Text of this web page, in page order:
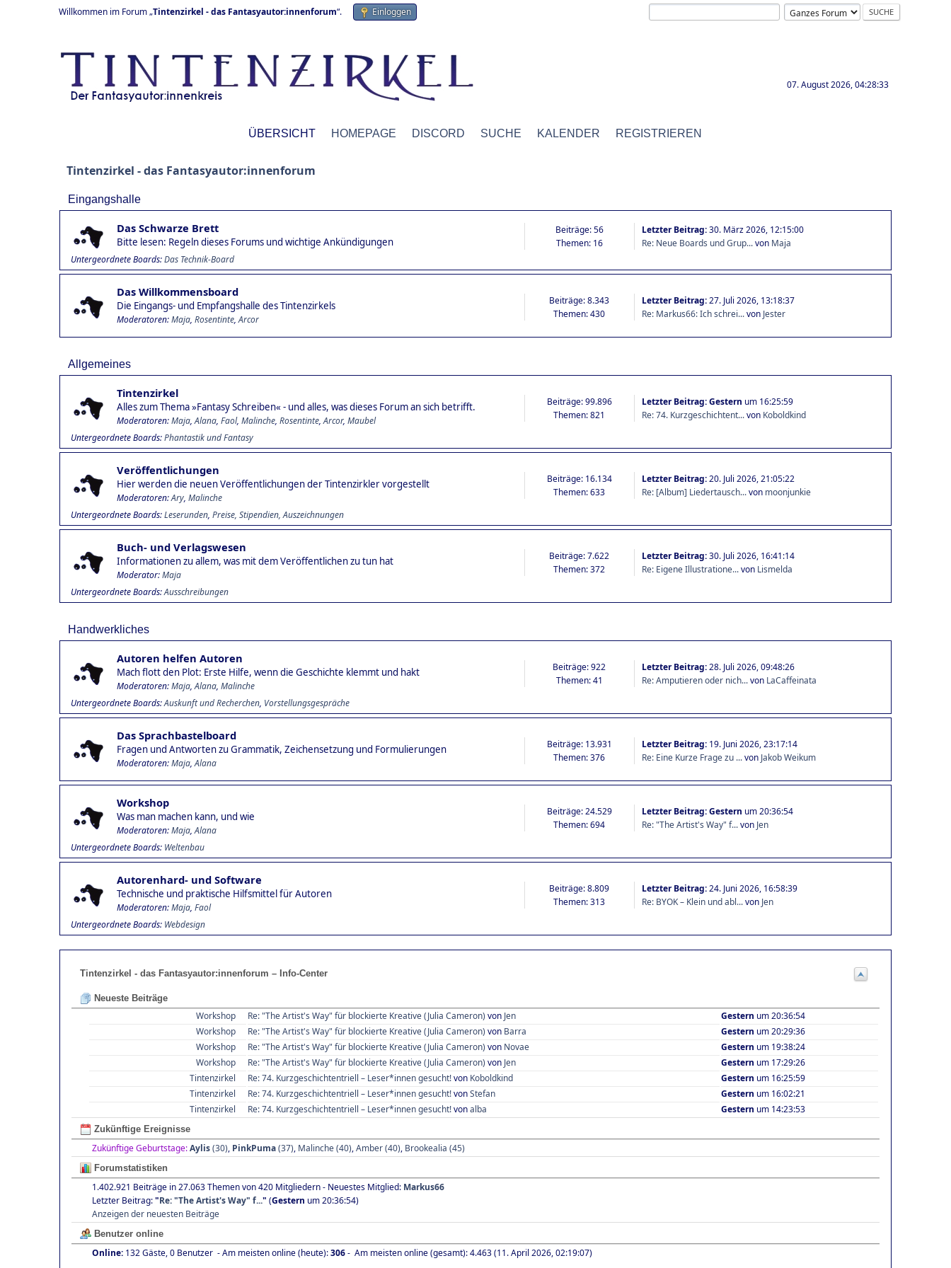
Willkommen im Forum „Tintenzirkel - das Fantasyautor:innenforum“. Einloggen
07. August 2026, 04:28:33
ÜBERSICHT HOMEPAGE DISCORD SUCHE KALENDER REGISTRIEREN
Tintenzirkel - das Fantasyautor:innenforum
Eingangshalle
Das Schwarze Brett
Bitte lesen: Regeln dieses Forums und wichtige Ankündigungen
Beiträge: 56
Themen: 16
Letzter Beitrag:30. März 2026, 12:15:00
Re: Neue Boards und Grup...von Maja
Untergeordnete Boards Das Technik-Board
Das Willkommensboard
Die Eingangs- und Empfangshalle des Tintenzirkels
Moderatoren:Maja, Rosentinte,Arcor
Beiträge: 8.343
Themen: 430
Letzter Beitrag:27. Juli 2026, 13:18:37
Re: Markus66: Ich schrei...von Jester
Allgemeines
Tintenzirkel
Alles zum Thema »Fantasy Schreiben« - und alles, was dieses Forum an sich betrifft.
Moderatoren:Maja,Alana, Faol, Malinche, Rosentinte,Arcor, Maubel
Beiträge: 99.896
Themen: 821
Letzter Beitrag:Gestern um 16:25:59
Re: 74. Kurzgeschichtent...von Koboldkind
Untergeordnete Boards Phantastik und Fantasy
Veröffentlichungen
Hier werden die neuen Veröffentlichungen der Tintenzirkler vorgestellt
Moderatoren:Ary, Malinche
Beiträge: 16.134
Themen: 633
Letzter Beitrag:20. Juli 2026, 21:05:22
Re: [Album] Liedertausch...von moonjunkie
Untergeordnete Boards Leserunden Preise, Stipendien, Auszeichnungen
Buch- und Verlagswesen
Informationen zu allem, was mit dem Veröffentlichen zu tun hat
Moderator:Maja
Beiträge: 7.622
Themen: 372
Letzter Beitrag:30. Juli 2026, 16:41:14
Re: Eigene Illustratione...von Lismelda
Untergeordnete Boards Ausschreibungen
Handwerkliches
Autoren helfen Autoren
Mach flott den Plot: Erste Hilfe, wenn die Geschichte klemmt und hakt
Moderatoren:Maja,Alana, Malinche
Beiträge: 922
Themen: 41
Letzter Beitrag:28. Juli 2026, 09:48:26
Re: Amputieren oder nich...von LaCaffeinata
Untergeordnete Boards Auskunft und Recherchen Vorstellungsgespräche
Das Sprachbastelboard
Fragen und Antworten zu Grammatik, Zeichensetzung und Formulierungen
Moderatoren:Maja,Alana
Beiträge: 13.931
Themen: 376
Letzter Beitrag: 19. Juni 2026, 23:17:14
Re: Eine Kurze Frage zu ...von Jakob Weikum
Workshop
Was man machen kann, und wie
Moderatoren:Maja,Alana
Beiträge: 24.529
Themen: 694
Letzter Beitrag:Gestern um 20:36:54
Re: "The Artist's Way" f...von Jen
Untergeordnete Boards Weltenbau
Autorenhard- und Software
Technische und praktische Hilfsmittel für Autoren
Moderatoren:Maja, Faol
Beiträge: 8.809
Themen: 313
Letzter Beitrag:24. Juni 2026, 16:58:39
Re: BYOK – Klein und abl...von Jen
Untergeordnete Boards Webdesign
Tintenzirkel - das Fantasyautor:innenforum – Info-Center
Neueste Beiträge
Workshop Re: "The Artist's Way" für blockierte Kreative (Julia Cameron) von Jen Gestern um 20:36:54
Workshop
Re: "The Artist's Way" für blockierte Kreative (Julia Cameron) von Barra Gestern um 20:29:36
Workshop
Re: "The Artist's Way" für blockierte Kreative (Julia Cameron) von Novae Gestern um 19:38:24
Workshop
Re: "The Artist's Way" für blockierte Kreative (Julia Cameron) von Jen Gestern um 17:29:26
Tintenzirkel
Re: 74. Kurzgeschichtentriell – Leser*innen gesucht!von Koboldkind Gestern um 16:25:59
Tintenzirkel
Re: 74. Kurzgeschichtentriell – Leser*innen gesucht!vonStefan Gestern um 16:02:21
Tintenzirkel
Re: 74. Kurzgeschichtentriell – Leser*innen gesucht!vonalba Gestern um 14:23:53
Zukünftige Ereignisse
Zukünftige Geburtstage:Aylis(30), PinkPuma(37), Malinche (40),Amber (40), Brookealia (45)
Forumstatistiken
1.402.921 Beiträge in 27.063 Themen von 420 Mitgliedern - Neuestes Mitglied: Markus66
Letzter Beitrag:"Re: "The Artist's Way" f..." (Gestern um 20:36:54)
Anzeigen der neuesten Beiträge
Benutzer online
Online: 132 Gäste, 0 Benutzer - Am meisten online (heute):306- Am meisten online (gesamt): 4.463 (11. April 2026, 02:19:07)